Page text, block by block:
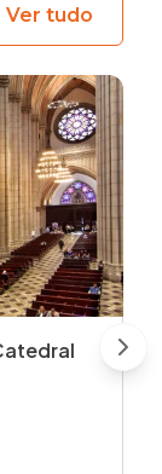
Ver tudo